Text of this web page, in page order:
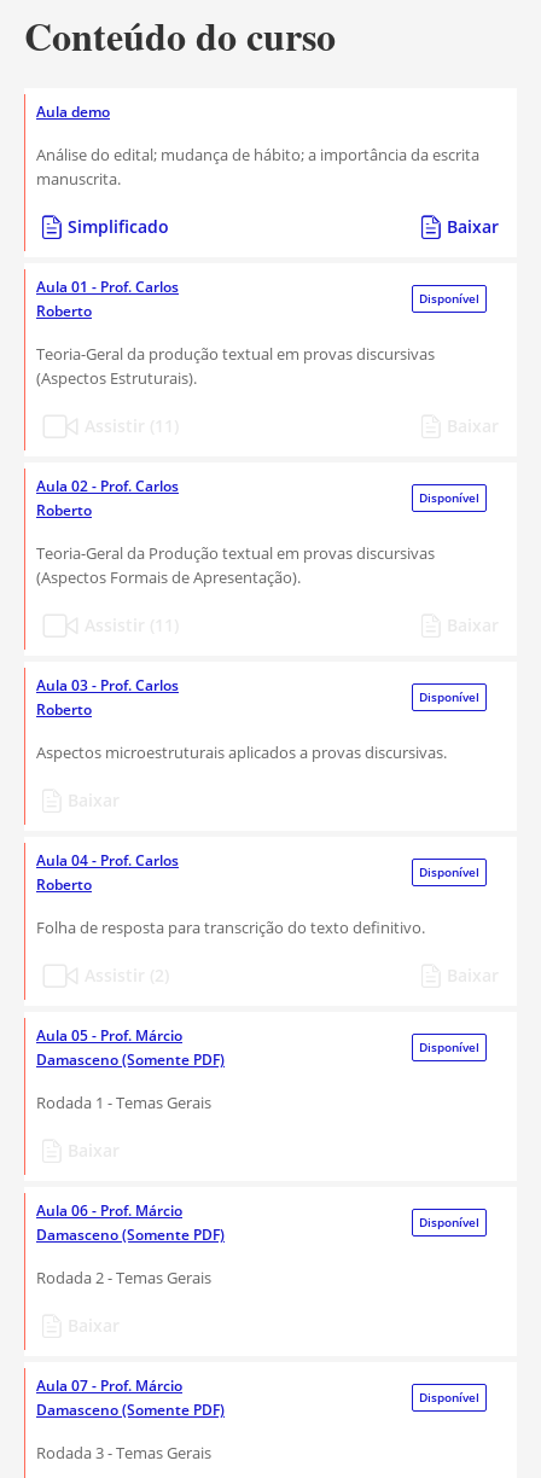
Conteúdo do curso
Aula demo
Análise do edital; mudança de hábito; a importância da escrita
manuscrita.
Simplificado Baixar
Aula 01 - Prof. Carlos
Roberto
Disponível
Teoria-Geral da produção textual em provas discursivas
(Aspectos Estruturais).
Aula 02 - Prof. Carlos
Roberto
Disponível
Teoria-Geral da Produção textual em provas discursivas
(Aspectos Formais de Apresentação).
Aula 03 - Prof. Carlos
Roberto
Disponível
Aspectos microestruturais aplicados a provas discursivas.
Aula 04 - Prof. Carlos
Roberto
Disponível
Folha de resposta para transcrição do texto definitivo.
Aula 05 - Prof. Márcio
Damasceno (Somente PDF)
Disponível
Rodada 1 - Temas Gerais
Aula 06 - Prof. Márcio
Damasceno (Somente PDF)
Disponível
Rodada 2 - Temas Gerais
Aula 07 - Prof. Márcio
Damasceno (Somente PDF)
Disponível
Rodada 3 - Temas Gerais